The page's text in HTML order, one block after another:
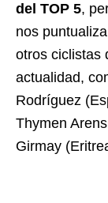
del TOP 5,
nos
otros ciclistas
actualidad,
Rodríguez
Thymen
Girmay